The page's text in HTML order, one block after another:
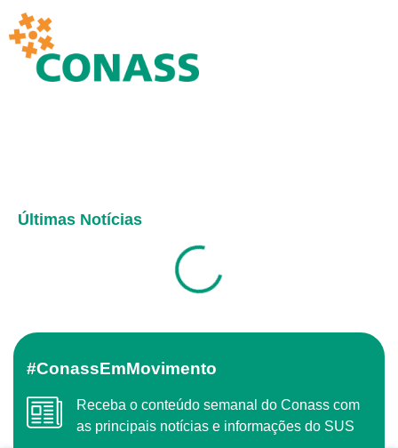
Últimas Notícias
#ConassEmMovimento
Receba o conteúdo semanal do Conass com
as principais notícias e informações do SUS